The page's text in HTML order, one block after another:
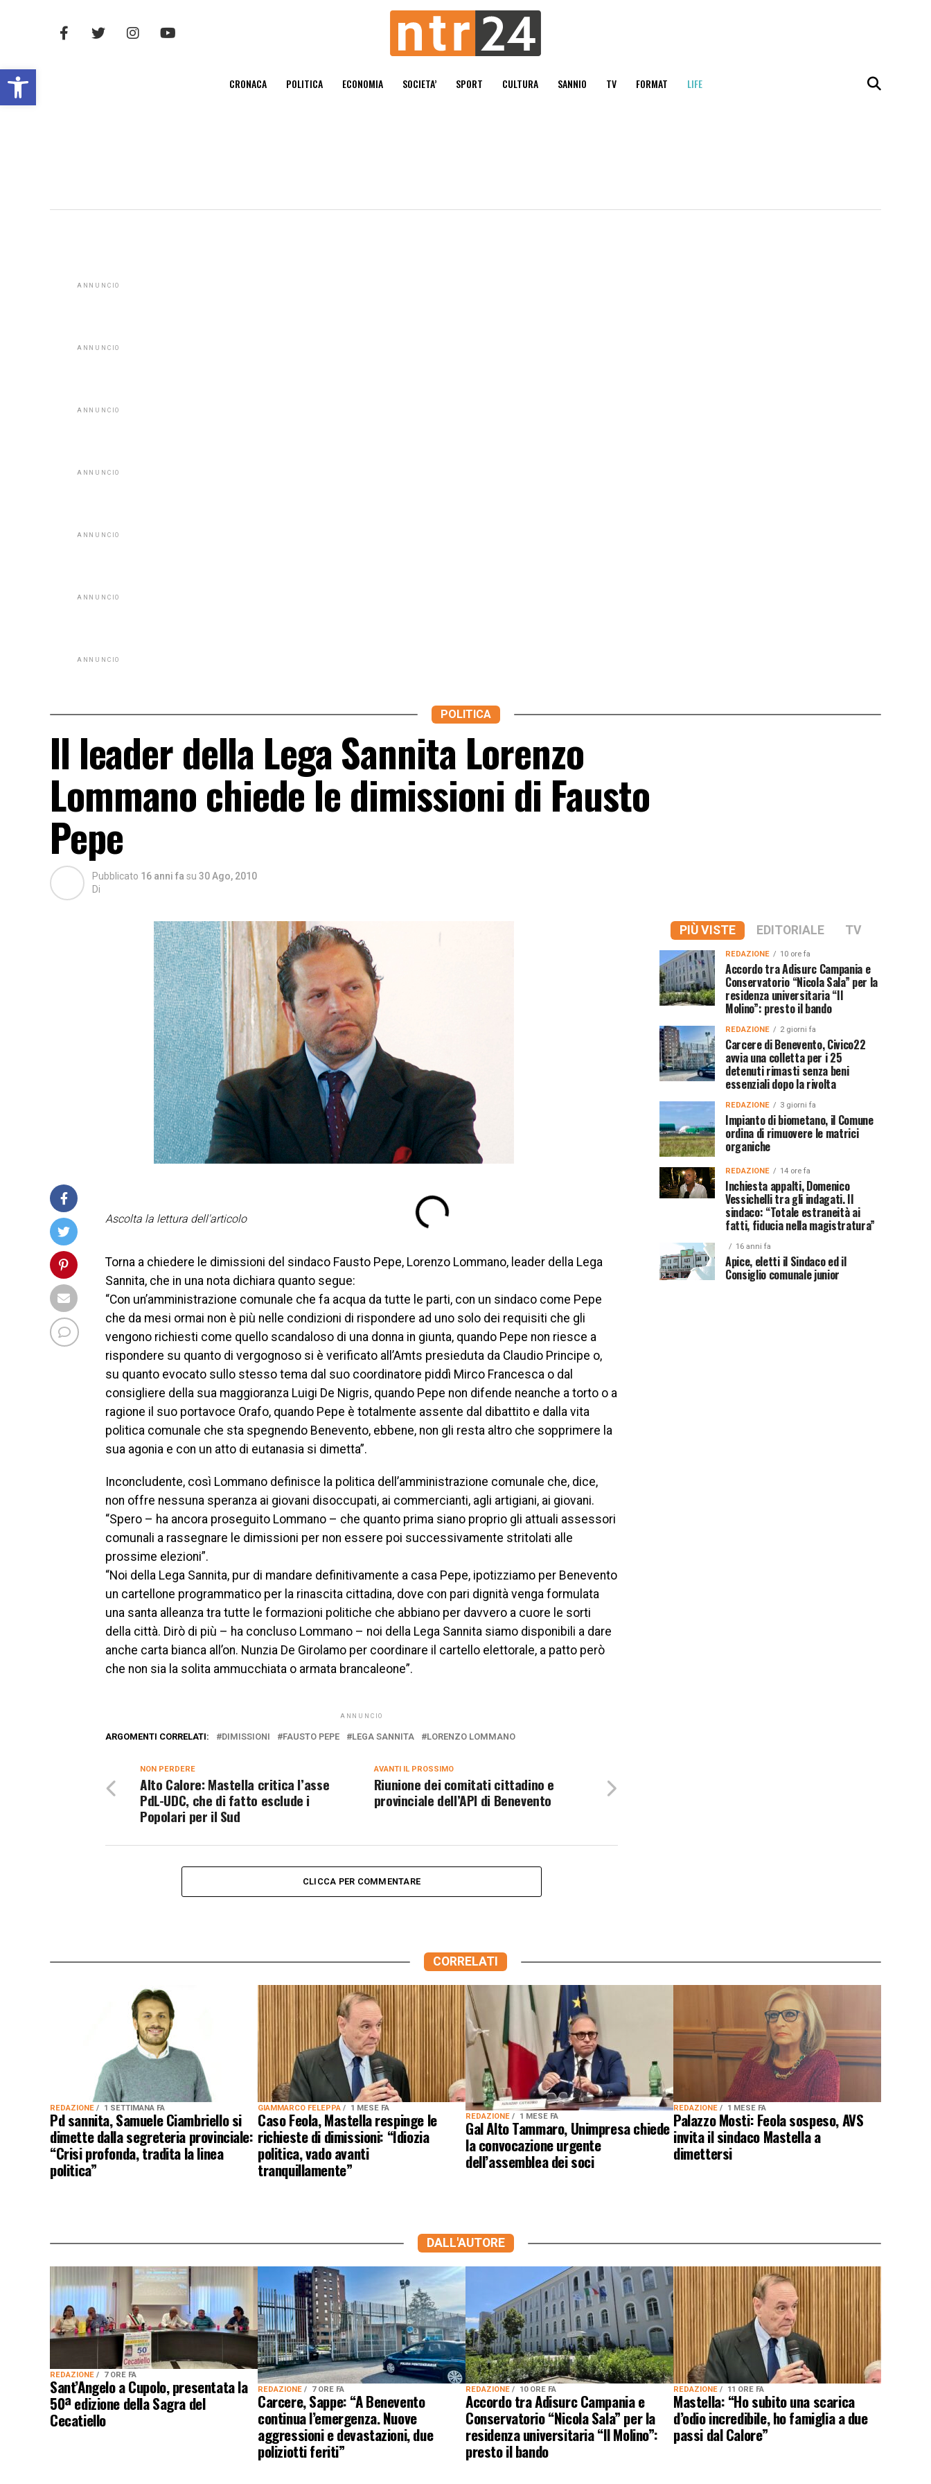
Open toolbar CRONACA POLITICA ECONOMIA SOCIETA’ SPORT CULTURA SANNIO TV FORMAT LIFE
ANNUNCIO
ANNUNCIO
ANNUNCIO
ANNUNCIO
ANNUNCIO
ANNUNCIO
ANNUNCIO
POLITICA
Il leader della Lega Sannita Lorenzo
Lommano chiede le dimissioni di Fausto
Pepe
Pubblicato 16 anni fa su 30 Ago, 2010
Di
Ascolta la lettura dell'articolo
Torna a chiedere le dimissioni del sindaco Fausto Pepe, Lorenzo Lommano, leader della Lega
Sannita, che in una nota dichiara quanto segue:
“Con un’amministrazione comunale che fa acqua da tutte le parti, con un sindaco come Pepe
che da mesi ormai non è più nelle condizioni di rispondere ad uno solo dei requisiti che gli
vengono richiesti come quello scandaloso di una donna in giunta, quando Pepe non riesce a
rispondere su quanto di vergognoso si è verificato all’Amts presieduta da Claudio Principe o,
su quanto evocato sullo stesso tema dal suo coordinatore piddì Mirco Francesca o dal
consigliere della sua maggioranza Luigi De Nigris, quando Pepe non difende neanche a torto o a
ragione il suo portavoce Orafo, quando Pepe è totalmente assente dal dibattito e dalla vita
politica comunale che sta spegnendo Benevento, ebbene, non gli resta altro che sopprimere la
sua agonia e con un atto di eutanasia si dimetta”.
Inconcludente, così Lommano definisce la politica dell’amministrazione comunale che, dice,
non offre nessuna speranza ai giovani disoccupati, ai commercianti, agli artigiani, ai giovani.
“Spero – ha ancora proseguito Lommano – che quanto prima siano proprio gli attuali assessori
comunali a rassegnare le dimissioni per non essere poi successivamente stritolati alle
prossime elezioni”.
“Noi della Lega Sannita, pur di mandare definitivamente a casa Pepe, ipotizziamo per Benevento
un cartellone programmatico per la rinascita cittadina, dove con pari dignità venga formulata
una santa alleanza tra tutte le formazioni politiche che abbiano per davvero a cuore le sorti
della città. Dirò di più – ha concluso Lommano – noi della Lega Sannita siamo disponibili a dare
anche carta bianca all’on. Nunzia De Girolamo per coordinare il cartello elettorale, a patto però
che non sia la solita ammucchiata o armata brancaleone”.
ANNUNCIO
ARGOMENTI CORRELATI: DIMISSIONI FAUSTO PEPE LEGA SANNITA LORENZO LOMMANO
AVANTI IL ​​PROSSIMO
Riunione dei comitati cittadino e
provinciale dell’API di Benevento
NON PERDERE
Alto Calore: Mastella critica l’asse
PdL-UDC, che di fatto esclude i
Popolari per il Sud
CLICCA PER COMMENTARE
PIÙ VISTE EDITORIALE TV
REDAZIONE 10 ore fa
Accordo tra Adisurc Campania e
Conservatorio “Nicola Sala” per la
residenza universitaria “Il
Molino”: presto il bando
REDAZIONE 2 giorni fa
Carcere di Benevento, Civico22
avvia una colletta per i 25
detenuti rimasti senza beni
essenziali dopo la rivolta
REDAZIONE 3 giorni fa
Impianto di biometano, il Comune
ordina di rimuovere le matrici
organiche
REDAZIONE 14 ore fa
Inchiesta appalti, Domenico
Vessichelli tra gli indagati. Il
sindaco: “Totale estraneità ai
fatti, fiducia nella magistratura”
16 anni fa
Apice, eletti il Sindaco ed il
Consiglio comunale junior
CORRELATI
REDAZIONE 1 SETTIMANA FA
Pd sannita, Samuele Ciambriello si
dimette dalla segreteria provinciale:
“Crisi profonda, tradita la linea
politica”
GIAMMARCO FELEPPA 1 MESE FA
Caso Feola, Mastella respinge le
richieste di dimissioni: “Idiozia
politica, vado avanti
tranquillamente”
REDAZIONE 1 MESE FA
Gal Alto Tammaro, Unimpresa chiede
la convocazione urgente
dell’assemblea dei soci
REDAZIONE 1 MESE FA
Palazzo Mosti: Feola sospeso, AVS
invita il sindaco Mastella a
dimettersi
DALL'AUTORE
REDAZIONE 7 ORE FA
Sant’Angelo a Cupolo, presentata la
50ª edizione della Sagra del
Cecatiello
REDAZIONE 7 ORE FA
Carcere, Sappe: “A Benevento
continua l’emergenza. Nuove
aggressioni e devastazioni, due
poliziotti feriti”
REDAZIONE 10 ORE FA
Accordo tra Adisurc Campania e
Conservatorio “Nicola Sala” per la
residenza universitaria “Il Molino”:
presto il bando
REDAZIONE 11 ORE FA
Mastella: “Ho subito una scarica
d’odio incredibile, ho famiglia a due
passi dal Calore”